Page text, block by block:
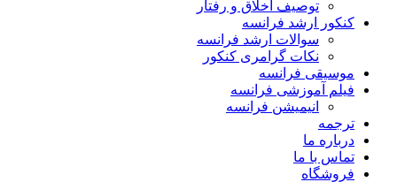
توصیف اخلاق و رفتار
کنکور ارشد فرانسه
سوالات ارشد فرانسه
نکات گرامری کنکور
موسیقی فرانسه
فیلم آموزشی فرانسه
انیمیشن فرانسه
ترجمه
درباره ما
تماس با ما
فروشگاه